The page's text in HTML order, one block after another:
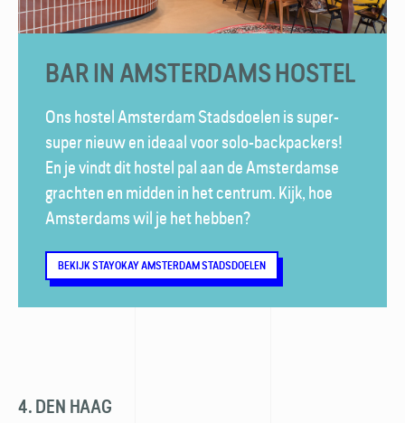
BAR IN AMSTERDAMS HOSTEL
Ons hostel Amsterdam Stadsdoelen is super-
super nieuw en ideaal voor solo-backpackers!
En je vindt dit hostel pal aan de Amsterdamse
grachten en midden in het centrum. Kijk, hoe
Amsterdams wil je het hebben?
BEKIJK STAYOKAY AMSTERDAM STADSDOELEN
4. DEN HAAG